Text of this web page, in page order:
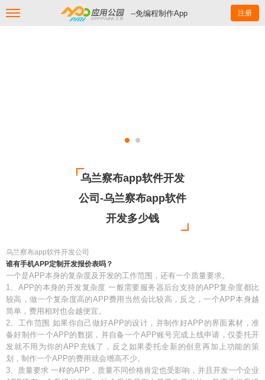
--免编程制作App 注册
乌兰察布app软件开发
公司-乌兰察布app软件
开发多少钱
乌兰察布app软件开发公司
谁有手机APP定制开发报价表吗？
一个是APP本身的复杂度及开发的工作范围，还有一个质量要求。
1、APP的本身的开发复杂度 一般需要服务器后台支持的APP复杂度都比
较高，做一个复杂度高的APP费用当然会比较高，反之，一个APP本身越
简单，费用相对也会越便宜。
2、工作范围 如果你自己做好APP的设计，并制作好APP的界面素材，准
备好制作一个APP的数据，并自备一个APP账号完成上线申请，仅委托开
发就不用为你的APP充钱了，反之如果委托全新的创意再加上功能的策
划，制作一个APP的费用就会增高不少。
3、质量要求 一样的APP，质量不同价格肯定也受影响，并且开发一个企业